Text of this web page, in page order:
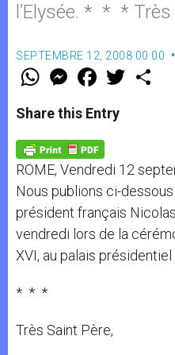
l’Elysée. * * * Très
SEPTEMBRE 12, 2008 00:00
W
t
s
p
p
M
e
s
e
g
e
r
F
a
e
b
o
k
w
Share this Entry
ROME, Vendredi 12
Nous publions ci-
président français
vendredi lors de la
XVI, au palais présidentiel
* * *
Très Saint Père,